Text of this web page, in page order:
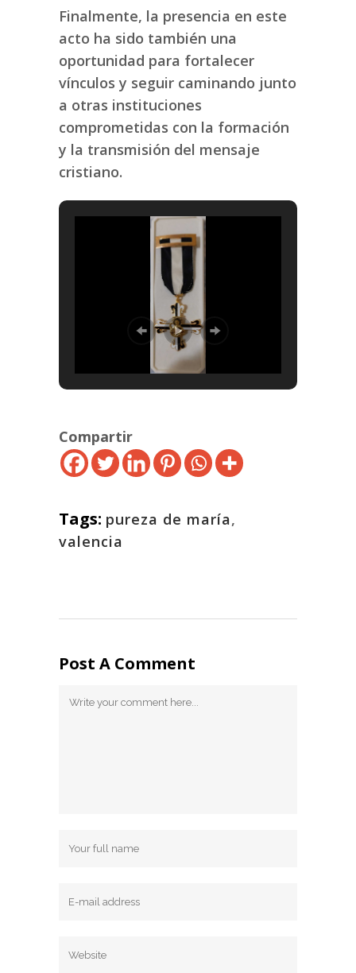
Finalmente, la presencia en este
acto ha sido también una
oportunidad para fortalecer
vínculos y seguir caminando junto
a otras instituciones
comprometidas con la formación
y la transmisión del mensaje
cristiano.
Compartir
Tags: pureza de maría,
valencia
Post A Comment